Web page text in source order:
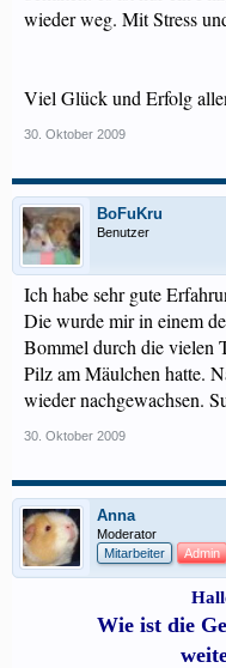
wieder weg. Mit Stress
Viel Glück und Erfolg
30. Oktober 2009
BoFuKru
Benutzer
Ich habe sehr gute
Die wurde mir in einem
Bommel durch die vielen
Pilz am Mäulchen hatte.
wieder nachgewachsen.
30. Oktober 2009
Anna
Moderator
Mitarbeiter
Admin
Wie ist die